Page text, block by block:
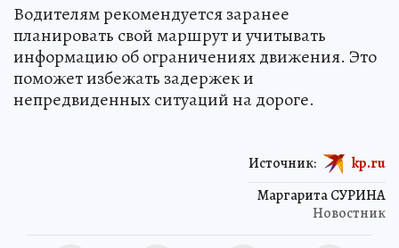
Водителям рекомендуется заранее
планировать свой маршрут и учитывать
информацию об ограничениях движения. Это
поможет избежать задержек и
непредвиденных ситуаций на дороге.
Маргарита СУРИНА
Новостник
Источник: kp.ru